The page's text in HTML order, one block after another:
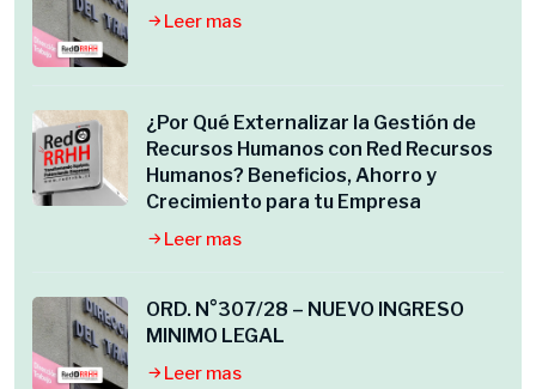
Leer mas
¿Por Qué Externalizar la Gestión de
Recursos Humanos con Red Recursos
Humanos? Beneficios, Ahorro y
Crecimiento para tu Empresa
Leer mas
ORD. N°307/28 – NUEVO INGRESO
MINIMO LEGAL
Leer mas